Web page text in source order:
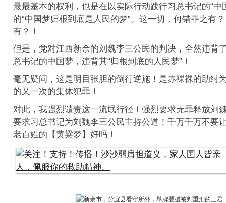
最最基本的权利，也是在以实际行动践行习总书记的“中
的“中国梦归根到底是人民的梦”。这一切，何错罪之有
有？！
但是，党对江西新余的刘魏李三公民的判决，全然违背
总书记的中国梦，违背其“归根到底的人民梦”！
毫无疑问，这是明目张胆的倒行逆施！是赤裸裸的助纣
的又一次的集体犯罪！
对此，我强烈谴责这一流氓行径！强烈要求无罪释放刘
要求习总书记为刘魏李三公民主持公道！千万千万不要
老百姓的【黄粱梦】好吗！